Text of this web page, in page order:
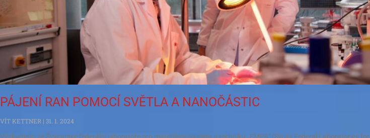
PÁJENÍ RAN POMOCÍ SVĚTLA A NANOČÁSTIC
VÍT KETTNER
31. 1. 2024